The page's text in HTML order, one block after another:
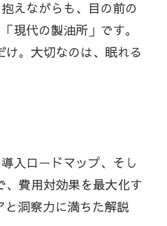
えながらも、目の前の
現代の製油所」です。
。大切なのは、眠れる
入ロードマップ、そし
費用対効果を最大化す
洞察力に満ちた解説